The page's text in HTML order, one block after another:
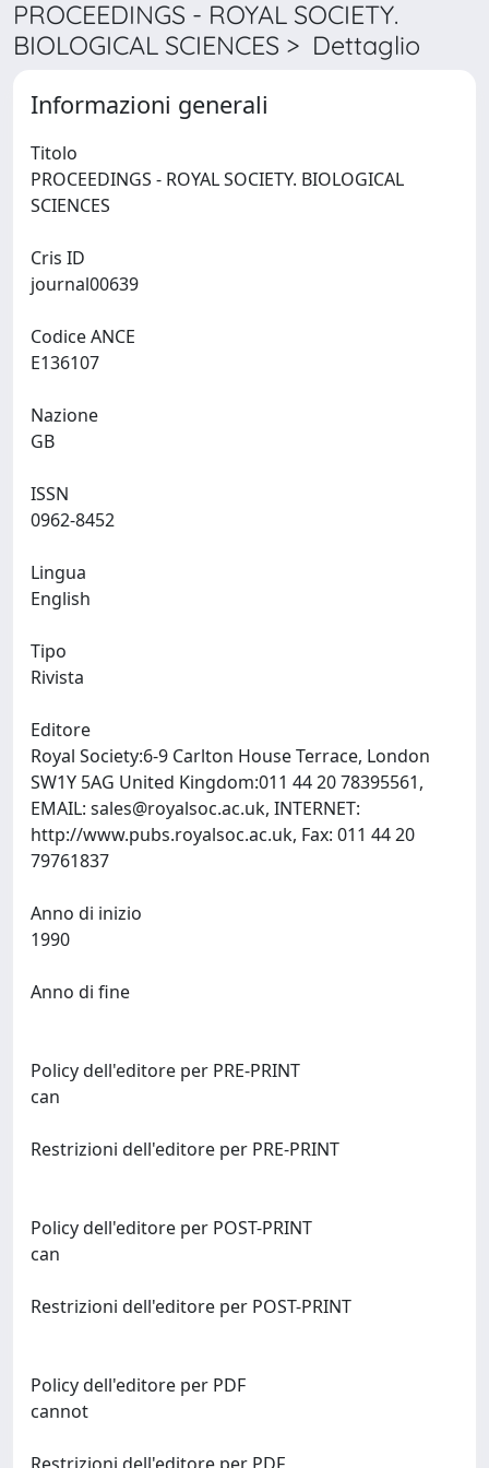
PROCEEDINGS - ROYAL SOCIETY.
BIOLOGICAL SCIENCES > Dettaglio
Informazioni generali
Titolo
PROCEEDINGS - ROYAL SOCIETY. BIOLOGICAL
Cris ID
Codice ANCE
Nazione
ISSN
Lingua
Tipo
Rivista
Editore
Royal Society:6-9 Carlton House Terrace, London
SW1Y 5AG United Kingdom:011 44 20 78395561,
EMAIL: sales@royalsoc.ac.uk, INTERNET:
http://www.pubs.royalsoc.ac.uk, Fax: 011 44 20
Anno di inizio
Anno di fine
Policy dell'editore per PRE-PRINT
Restrizioni dell'editore per PRE-PRINT
Policy dell'editore per POST-PRINT
Restrizioni dell'editore per POST-PRINT
Policy dell'editore per PDF